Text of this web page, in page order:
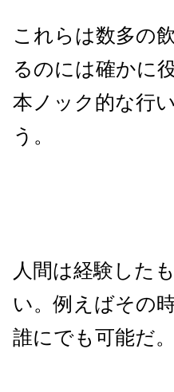
これらは数多の
るのには確かに
本ノック的な行
う。
人間は経験した
い。例えばその
誰にでも可能だ。